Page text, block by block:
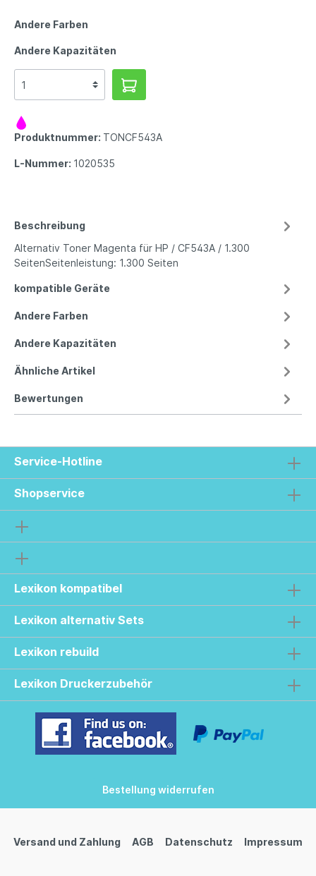
Andere Farben
Andere Kapazitäten
Produktnummer: TONCF543A
L-Nummer: 1020535
Beschreibung
Alternativ Toner Magenta für HP / CF543A / 1.300
SeitenSeitenleistung: 1.300 Seiten
kompatible Geräte
Andere Farben
Andere Kapazitäten
Ähnliche Artikel
Bewertungen
Service-Hotline
Shopservice
Lexikon kompatibel
Lexikon alternativ Sets
Lexikon rebuild
Lexikon Druckerzubehör
Bestellung widerrufen
Versand und Zahlung AGB Datenschutz Impressum